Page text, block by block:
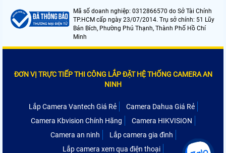
Mã số doanh nghiệp: 0312866570 do Sở Tài Chính
TP.HCM cấp ngày 23/07/2014. Trụ sở chính: 51 Lũy
Bán Bích, Phường Phú Thạnh, Thành Phố Hồ Chí
Minh
ĐƠN VỊ TRỰC TIẾP THI CÔNG LẮP ĐẶT HỆ THỐNG CAMERA AN
NINH
Lắp Camera Vantech Giá Rẻ
Camera Dahua Giá Rẻ
Camera Kbvision Chính Hãng
Camera HIKVISION
Camera an ninh
Lắp camera gia đình
Lắp camera xem qua điện thoại